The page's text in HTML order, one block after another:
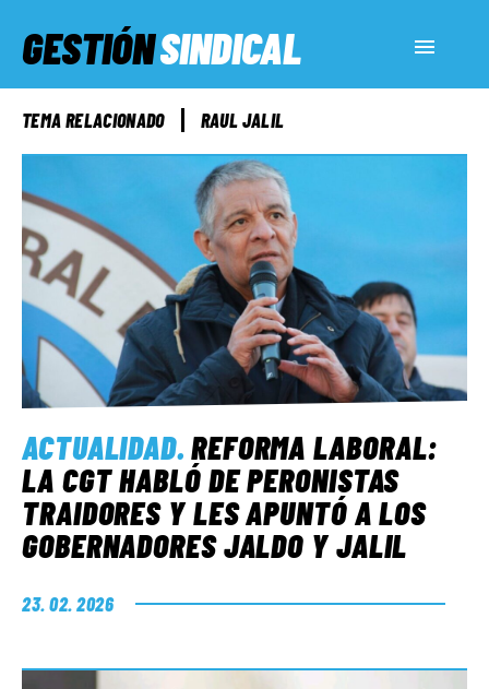
GESTIÓNSINDICAL
ACTUALIDAD
SERVICIOS SOCIALES
INFORMES ESPECIALES
FUERA DE MEGÁFONO
EL LADO «G»
TEMA RELACIONADO RAUL JALIL
ACTUALIDAD.REFORMA LABORAL:
LA CGT HABLÓ DE PERONISTAS
TRAIDORES Y LES APUNTÓ A LOS
GOBERNADORES JALDO Y JALIL
23. 02. 2026